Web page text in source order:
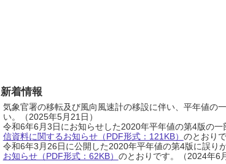
新着情報
気象官署の移転及び風向風速計の移設に伴い、平年値の
い。（2025年5月21日）
令和6年6月3日にお知らせした2020年平年値の第4版の
信資料に関するお知らせ（PDF形式：121KB） のとおり
令和6年3月26日に公開した2020年平年値の第4版に誤り
お知らせ（PDF形式：62KB） のとおりです。（2024年6